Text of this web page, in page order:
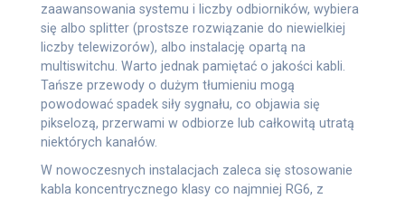
zaawansowania systemu i liczby odbiorników, wybiera
się albo splitter (prostsze rozwiązanie do niewielkiej
liczby telewizorów), albo instalację opartą na
multiswitchu. Warto jednak pamiętać o jakości kabli.
Tańsze przewody o dużym tłumieniu mogą
powodować spadek siły sygnału, co objawia się
pikselozą, przerwami w odbiorze lub całkowitą utratą
niektórych kanałów.
W nowoczesnych instalacjach zaleca się stosowanie
kabla koncentrycznego klasy co najmniej RG6, z